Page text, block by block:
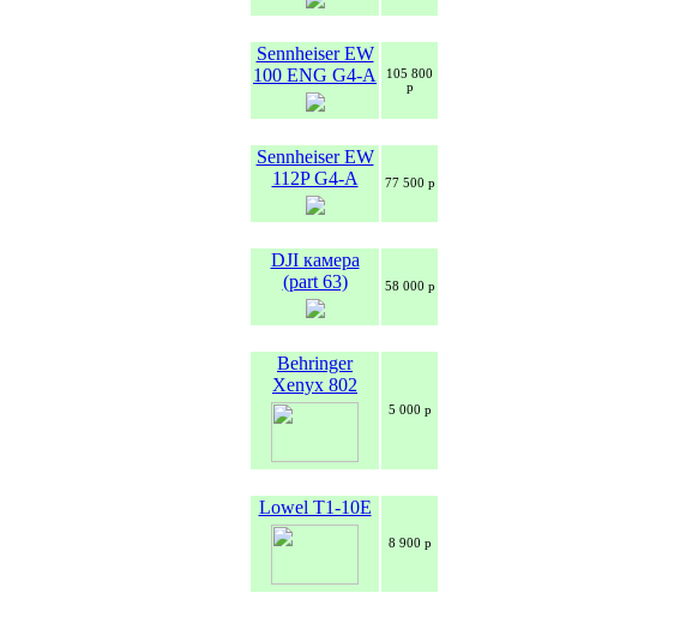
Sennheiser EW
100 ENG G4-A
105 800
р
Sennheiser EW
112P G4-A
77 500 р
DJI камера
(part 63)
58 000 р
Behringer
Xenyx 802
5 000 р
Lowel T1-10E
8 900 р